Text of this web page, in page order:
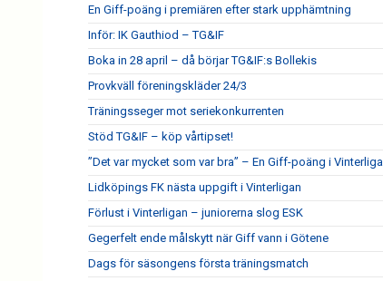
En Giff-poäng i premiären efter stark upphämtning
Inför: IK Gauthiod – TG&IF
Boka in 28 april – då börjar TG&IF:s Bollekis
Provkväll föreningskläder 24/3
Träningsseger mot seriekonkurrenten
Stöd TG&IF – köp vårtipset!
”Det var mycket som var bra” – En Giff-poäng i
Lidköpings FK nästa uppgift i Vinterligan
Förlust i Vinterligan – juniorerna slog ESK
Gegerfelt ende målskytt när Giff vann i Götene
Dags för säsongens första träningsmatch